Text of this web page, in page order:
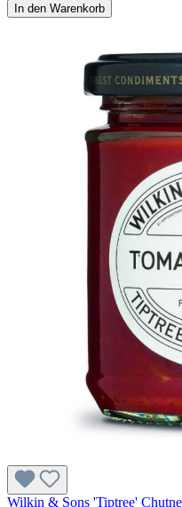
In den Warenkorb
Wilkin & Sons 'Tiptree'